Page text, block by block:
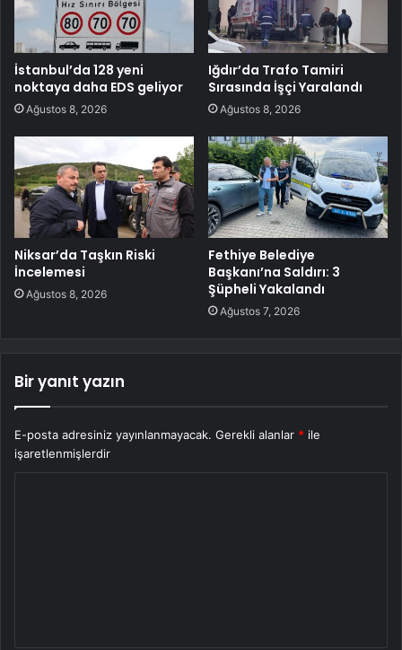
İstanbul’da 128 yeni
noktaya daha EDS geliyor
Ağustos 8, 2026
Iğdır’da Trafo Tamiri
Sırasında İşçi Yaralandı
Ağustos 8, 2026
Niksar’da Taşkın Riski
İncelemesi
Ağustos 8, 2026
Fethiye Belediye
Başkanı’na Saldırı: 3
Şüpheli Yakalandı
Ağustos 7, 2026
Bir yanıt yazın
E-posta adresiniz yayınlanmayacak. Gerekli alanlar * ile
işaretlenmişlerdir